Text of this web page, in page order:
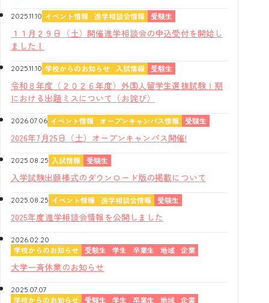
2025.11.10 イベント情報 進学相談会情報 受験生
１１月２９日（土）開催進学相談会の申込受付を開始し
ました！
2025.11.10 学校からのお知らせ 入試情報 受験生
令和８年度（２０２６年度）外国人留学生選抜試験Ⅰ期
における出題ミスについて（お詫び）
2026.07.06 イベント情報 オープンキャンパス情報 受験生
2026年7月25日（土）オープンキャンパス開催!
2025.08.25 入試情報 受験生
入学試験出願様式のダウンロード版の掲載について
2025.08.25 イベント情報 進学相談会情報 受験生
2025年度進学相談会情報を公開しました
2026.02.20
学校からのお知らせ 受験生 学生 卒業生 地域 企業
大学一斉休業のお知らせ
2025.07.07
学校からのお知らせ 受験生 学生 卒業生 地域 企業